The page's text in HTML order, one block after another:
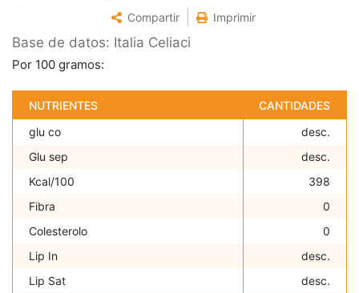
Compartir Imprimir
Base de datos: Italia Celiaci
Por 100 gramos:
NUTRIENTES
CANTIDADES
glu co
desc.
Glu sep
desc.
Kcal/100
398
Fibra
0
Colesterolo
0
Lip In
desc.
Lip Sat
desc.